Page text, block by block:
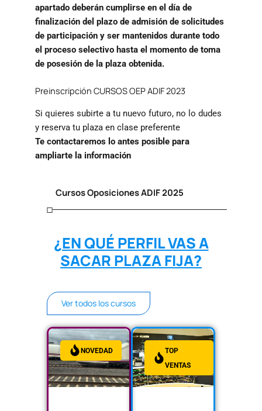
apartado deberán cumplirse en el día de
finalización del plazo de admisión de solicitudes
de participación y ser mantenidos durante todo
el proceso selectivo hasta el momento de toma
de posesión de la plaza obtenida.
Preinscripción CURSOS OEP ADIF 2023
Si quieres subirte a tu nuevo futuro, no lo dudes
y reserva tu plaza en clase preferente
Te contactaremos lo antes posible para
ampliarte la información
Cursos Oposiciones ADIF 2025
¿EN QUÉ PERFIL VAS A
SACAR PLAZA FIJA?
Ver todos los cursos
NOVEDAD
TOP
VENTAS